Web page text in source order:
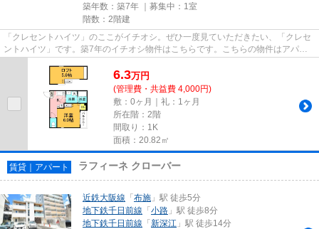
築年数：築7年 ｜募集中： 1室
階数：2階建
「クレセントハイツ」のここがイチオシ。ぜひ一度見ていただきたい、「クレセ
ントハイツ」です。築7年のイチオシ物件はこちらです。こちらの物件はアパー
トです。当社スタッフが地域の...
6.3万円
(管理費・共益費 4,000円)
敷：0ヶ月｜礼：1ヶ月
所在階：2階
間取り：1K
面積：20.82㎡
賃貸｜アパート ラフィーネ クローバー
近鉄大阪線 「布施 」駅 徒歩5分
地下鉄千日前線 「小路 」駅 徒歩8分
地下鉄千日前線 「新深江 」駅 徒歩14分